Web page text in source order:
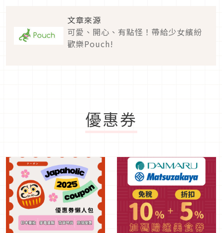
文章來源
可愛、開心、有點怪！帶給少女繽紛
歡樂Pouch!
優惠券